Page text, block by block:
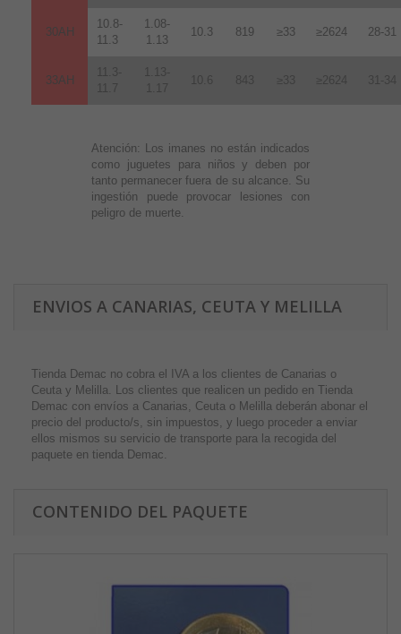
30AH
10.8-
11.3
1.08-
1.13
10.3 819 ≥33 ≥2624 28-31
33AH
11.3-
11.7
1.13-
1.17
10.6 843 ≥33 ≥2624 31-34
Atención: Los imanes no están indicados
como juguetes para niños y deben por
tanto permanecer fuera de su alcance. Su
ingestión puede provocar lesiones con
peligro de muerte.
ENVIOS A CANARIAS, CEUTA Y MELILLA
Tienda Demac no cobra el IVA a los clientes de Canarias o
Ceuta y Melilla. Los clientes que realicen un pedido en Tienda
Demac con envíos a Canarias, Ceuta o Melilla deberán abonar el
precio del producto/s, sin impuestos, y luego proceder a enviar
ellos mismos su servicio de transporte para la recogida del
paquete en tienda Demac.
CONTENIDO DEL PAQUETE